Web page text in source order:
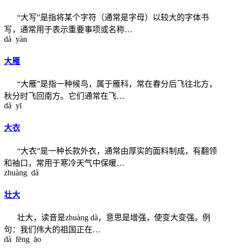
“大写”是指将某个字符（通常是字母）以较大的字体书
写，通常用于表示重要事项或名称…
dà yàn
大雁
“大雁”是指一种候鸟，属于雁科，常在春分后飞往北方，
秋分时飞回南方。它们通常在飞…
dà yī
大衣
“大衣”是一种长款外衣，通常由厚实的面料制成，有翻领
和袖口，常用于寒冷天气中保暖…
zhuàng dà
壮大
壮大，读音是zhuàng dà，意思是增强，使变大变强。例
句：我们伟大的祖国正在…
dà fēng āo